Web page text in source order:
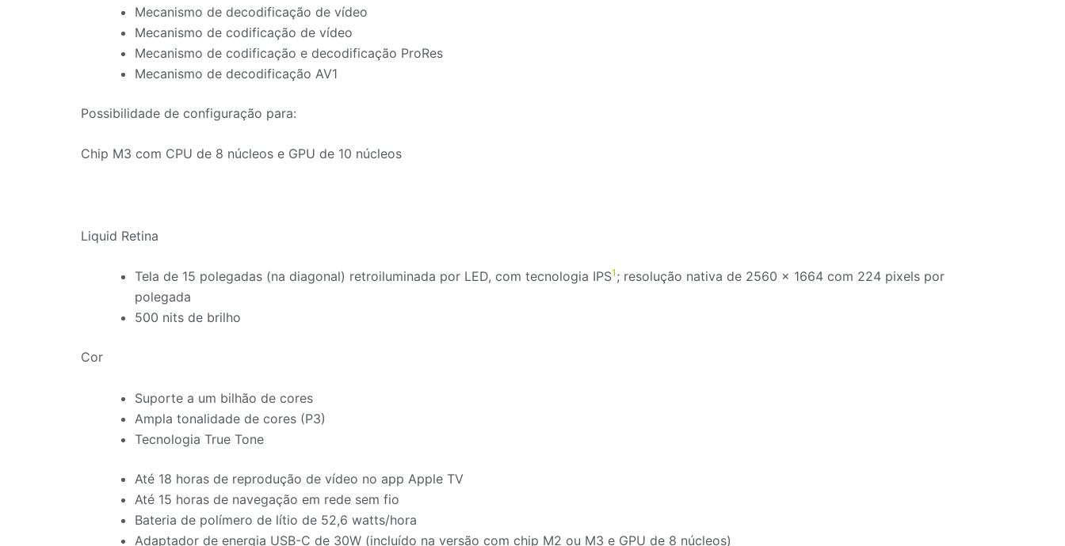
Mecanismo de decodificação de vídeo
Mecanismo de codificação de vídeo
Mecanismo de codificação e decodificação ProRes
Mecanismo de decodificação AV1
Possibilidade de configuração para:
Chip M3 com CPU de 8 núcleos e GPU de 10 núcleos
Liquid Retina
Tela de 15 polegadas (na diagonal) retroiluminada por LED, com tecnologia IPS1 ; resolução nativa de 2560 x 1664 com 224 pixels por
polegada
500 nits de brilho
Cor
Suporte a um bilhão de cores
Ampla tonalidade de cores (P3)
Tecnologia True Tone
Até 18 horas de reprodução de vídeo no app Apple TV
Até 15 horas de navegação em rede sem fio
Bateria de polímero de lítio de 52,6 watts/hora
Adaptador de energia USB-C de 30W (incluído na versão com chip M2 ou M3 e GPU de 8 núcleos)